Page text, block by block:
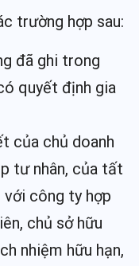
trường hợp sau:
đã ghi trong
quyết định gia
của chủ doanh
tư nhân, của tất
với công ty hợp
chủ sở hữu
nhiệm hữu hạn,